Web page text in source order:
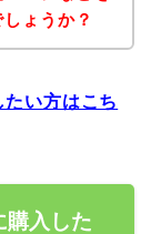
ょうか？
い方はこち
購入した